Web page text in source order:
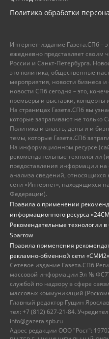
Политика обработки
Интернет-издание Газета.СПб –
ежедневно представляет своим
России и Санкт-Петербурга.
это политика, общественные
мероприятия, новости бизнеса
новости СПб сегодня – это,
премьеры и выставки, концерты
На страницах Газета.СПб вы
которые затрагивают не только
Политика и власть, деньги и
темы, которые Газета.СПб
На информационном ресурсе
рекомендательные технологии
предоставления информации на
анализа сведений, относящихся
сети «Интернет», находящихся
Федерации).
Правила о применении
информационного ресурса
Рекомендательные технологии
Sparrow
Правила применения
рекламно-обменной сети «СМИ2»
Сетевое издание Газета.СПб
массовой информации Эл №
службой по надзору в сфере
массовых коммуникаций
Главный редактор Гущин
тел: +7 (812) 627-21-84.
info@gazeta.spb.ru
Адрес редакции ООО "Рост":